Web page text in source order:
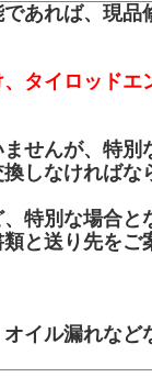
あれば、現品
タイロッドエ
せんが、特別
しなければな
特別な場合と
と送り先をご
オイル漏れなど